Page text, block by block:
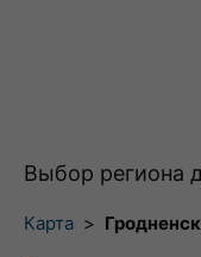
Выбор региона
Карта >